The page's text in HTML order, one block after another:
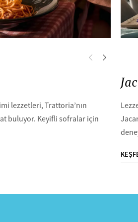
lezzetleri, Trattoria’nın
buluyor. Keyifli sofralar için